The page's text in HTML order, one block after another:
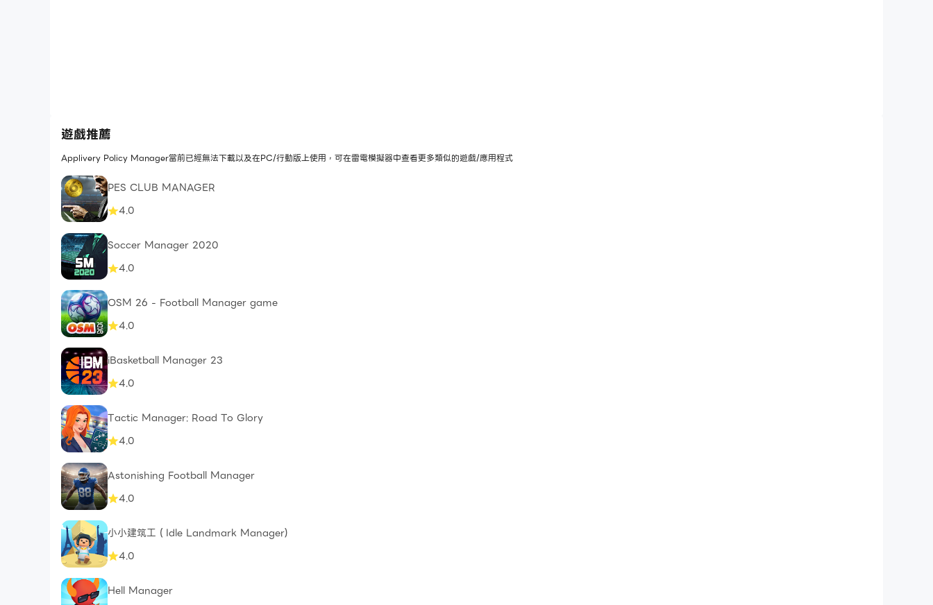
遊戲推薦
Applivery Policy Manager當前已經無法下載以及在PC/行動版上使用，可在雷電模擬器中查看更多類似的遊戲/應用程式
PES CLUB MANAGER
4.0
Soccer Manager 2020
4.0
OSM 26 - Football Manager game
4.0
iBasketball Manager 23
4.0
Tactic Manager: Road To Glory
4.0
Astonishing Football Manager
4.0
小小建筑工（Idle Landmark Manager)
4.0
Hell Manager